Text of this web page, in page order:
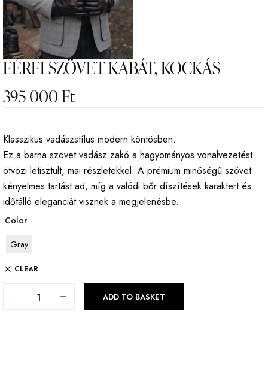
FÉRFI SZÖVET KABÁT, KOCKÁS
395 000Ft
Klasszikus vadászstílus modern köntösben.
Ez a barna szövet vadász zakó a hagyományos vonalvezetést
ötvözi letisztult, mai részletekkel. A prémium minőségű szövet
kényelmes tartást ad, míg a valódi bőr díszítések karaktert és
időtálló eleganciát visznek a megjelenésbe.
Color
Gray
CLEAR
ADD TO BASKET